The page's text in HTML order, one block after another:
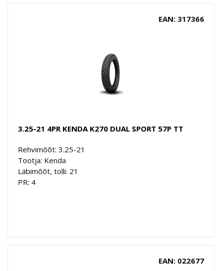
EAN: 317366
3.25-21 4PR KENDA K270 DUAL SPORT 57P TT
Rehvimõõt: 3.25-21
Tootja: Kenda
Läbimõõt, tolli: 21
PR: 4
EAN: 022677